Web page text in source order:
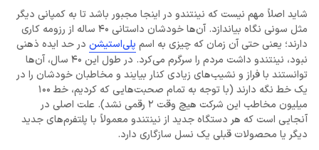
شاید اصلاً مهم نیست که نینتندو در اینجا مجبور باشد تا به کمپانی دیگر
مثل سونی نگاه بیاندازد. آن‌ها خودشان داستانی 40 ساله از رزومه کاری
دارند؛ یعنی حتی آن زمان که چیزی به اسم پلی‌استیشن در حد ایده‌ ذهنی
نبود، نینتندو داشت مردم را سرگرم می‌کرد. در طول این 40 سال، آن‌ها
توانستند با فراز و نشیب‌های زیادی کنار بیایند و مخاطبان خودشان را در
یک خط نگه دارند (با توجه به تمام صحبت‌هایی که کردیم، خط 100
میلیون مخاطب این شرکت هیچ وقت 2 رقمی نشد). علت اصلی در
آنجایی است که هر دستگاه جدید از نینتندو معمولاً با پلتفرم‌های جدید
دیگر یا محصولات قبلی یک نسل سازگاری دارد.